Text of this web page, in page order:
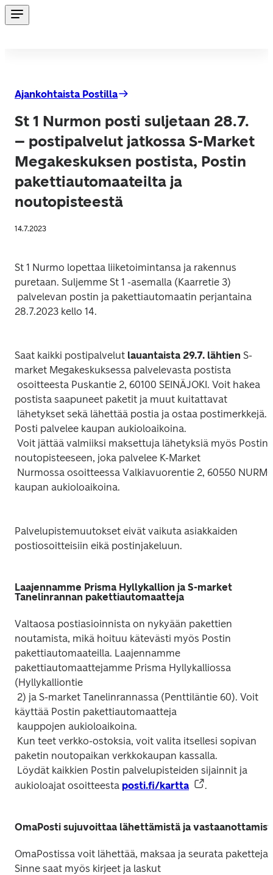
Ajankohtaista Postilla
St 1 Nurmon posti suljetaan 28.7.
– postipalvelut jatkossa S-Market
Megakeskuksen postista, Postin
pakettiautomaateilta ja
noutopisteestä
14.7.2023
St 1 Nurmo lopettaa liiketoimintansa ja rakennus
puretaan. Suljemme St 1 -asemalla (Kaarretie 3)
28.7.2023 kello 14.
Saat kaikki postipalvelut lauantaista 29.7. lähtien S-
market Megakeskuksessa palvelevasta postista
postista saapuneet paketit ja muut kuitattavat
Posti palvelee kaupan aukioloaikoina.
noutopisteeseen, joka palvelee K-Market
kaupan aukioloaikoina.
Palvelupistemuutokset eivät vaikuta asiakkaiden
postiosoitteisiin eikä postinjakeluun.
Laajennamme Prisma Hyllykallion ja S-market
Tanelinrannan pakettiautomaatteja
Valtaosa postiasioinnista on nykyään pakettien
noutamista, mikä hoituu kätevästi myös Postin
pakettiautomaateilla. Laajennamme
pakettiautomaattejamme Prisma Hyllykalliossa
(Hyllykalliontie
käyttää Postin pakettiautomaatteja
paketin noutopaikan verkkokaupan kassalla.
aukioloajat osoitteesta posti.fi/kartta .
OmaPosti sujuvoittaa lähettämistä ja
OmaPostissa voit lähettää, maksaa ja seurata paketteja.
Sinne saat myös kirjeet ja laskut